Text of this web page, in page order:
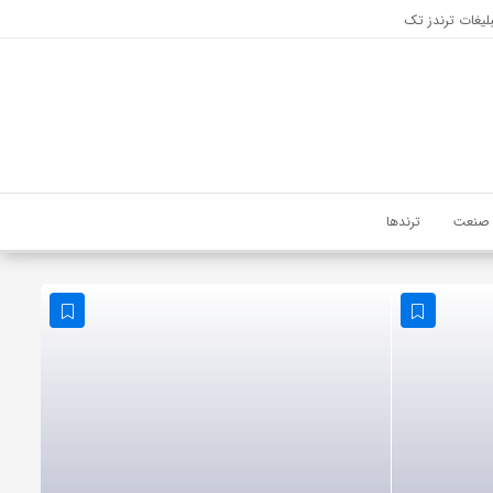
ترندز تک
صنعت ترندها